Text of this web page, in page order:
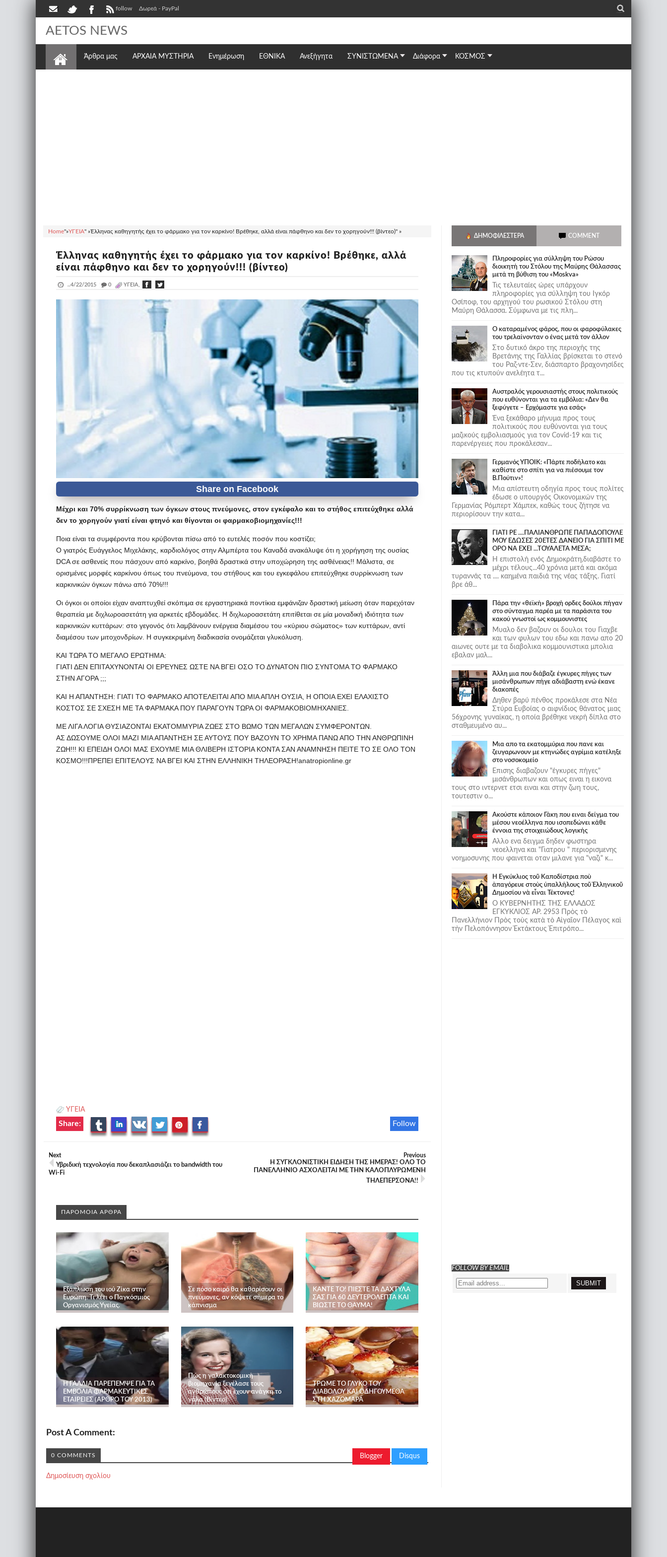
follow Δωρεά - PayPal _
AETOS NEWS
Άρθρα μας ΑΡΧΑΙΑ ΜΥΣΤΗΡΙΑ Ενημέρωση ΕΘΝΙΚΆ Ανεξήγητα ΣΥΝΙΣΤΩΜΕΝΑ Διάφορα ΚΟΣΜΟΣ
Home"»ΥΓΕΙΑ" »Έλληνας καθηγητής έχει το φάρμακο για τον καρκίνο! Βρέθηκε, αλλά είναι πάφθηνο και δεν το χορηγούν!!! (βίντεο)" »
Έλληνας καθηγητής έχει το φάρμακο για τον καρκίνο! Βρέθηκε, αλλά
είναι πάφθηνο και δεν το χορηγούν!!! (βίντεο)
..4/22/2015 _ 0 ΥΓΕΙΑ,
Μέχρι και 70% συρρίκνωση των όγκων στους πνεύμονες, στον εγκέφαλο και το στήθος επιτεύχθηκε αλλά
δεν το χορηγούν γιατί είναι φτηνό και θίγονται οι φαρμακοβιομηχανίες!!!
Ποια είναι τα συμφέροντα που κρύβονται πίσω από το ευτελές ποσόν που κοστίζει;
Ο γιατρός Ευάγγελος Μιχελάκης, καρδιολόγος στην Αλμπέρτα του Καναδά ανακάλυψε ότι η χορήγηση της ουσίας
DCA σε ασθενείς που πάσχουν από καρκίνο, βοηθά δραστικά στην υποχώρηση της ασθένειας!! Μάλιστα, σε
ορισμένες μορφές καρκίνου όπως του πνεύμονα, του στήθους και του εγκεφάλου επιτεύχθηκε συρρίκνωση των
καρκινικών όγκων πάνω από 70%!!!
Οι όγκοι οι οποίοι είχαν αναπτυχθεί σκόπιμα σε εργαστηριακά ποντίκια εμφάνιζαν δραστική μείωση όταν παρεχόταν
θεραπεία με διχλωροασετάτη για αρκετές εβδομάδες. Η διχλωροασετάτη επιτίθεται σε μία μοναδική ιδιότητα των
καρκινικών κυττάρων: στο γεγονός ότι λαμβάνουν ενέργεια διαμέσου του «κύριου σώματος» των κυττάρων, αντί
διαμέσου των μιτοχονδρίων. Η συγκεκριμένη διαδικασία ονομάζεται γλυκόλυση.
ΚΑΙ ΤΩΡΑ ΤΟ ΜΕΓΑΛΟ ΕΡΩΤΗΜΑ:
ΓΙΑΤΙ ΔΕΝ ΕΠΙΤΑΧΥΝΟΝΤΑΙ ΟΙ ΕΡΕΥΝΕΣ ΩΣΤΕ ΝΑ ΒΓΕΙ ΟΣΟ ΤΟ ΔΥΝΑΤΟΝ ΠΙΟ ΣΥΝΤΟΜΑ ΤΟ ΦΑΡΜΑΚΟ
ΣΤΗΝ ΑΓΟΡΑ ;;;
ΚΑΙ Η ΑΠΑΝΤΗΣΗ: ΓΙΑΤΙ ΤΟ ΦΑΡΜΑΚΟ ΑΠΟΤΕΛΕΙΤΑΙ ΑΠΟ ΜΙΑ ΑΠΛΗ ΟΥΣΙΑ, Η ΟΠΟΙΑ ΕΧΕΙ ΕΛΑΧΙΣΤΟ
ΚΟΣΤΟΣ ΣΕ ΣΧΕΣΗ ΜΕ ΤΑ ΦΑΡΜΑΚΑ ΠΟΥ ΠΑΡΑΓΟΥΝ ΤΩΡΑ ΟΙ ΦΑΡΜΑΚΟΒΙΟΜΗΧΑΝΙΕΣ.
ΜΕ ΛΙΓΑ ΛΟΓΙΑ ΘΥΣΙΑΖΟΝΤΑΙ ΕΚΑΤΟΜΜΥΡΙΑ ΖΩΕΣ ΣΤΟ ΒΩΜΟ ΤΩΝ ΜΕΓΑΛΩΝ ΣΥΜΦΕΡΟΝΤΩΝ.
ΑΣ ΔΩΣΟΥΜΕ ΟΛΟΙ ΜΑΖΙ ΜΙΑ ΑΠΑΝΤΗΣΗ ΣΕ ΑΥΤΟΥΣ ΠΟΥ ΒΑΖΟΥΝ ΤΟ ΧΡΗΜΑ ΠΑΝΩ ΑΠΟ ΤΗΝ ΑΝΘΡΩΠΙΝΗ
ΖΩΗ!!! ΚΙ ΕΠΕΙΔΗ ΟΛΟΙ ΜΑΣ ΕΧΟΥΜΕ ΜΙΑ ΘΛΙΒΕΡΗ ΙΣΤΟΡΙΑ ΚΟΝΤΑ ΣΑΝ ΑΝΑΜΝΗΣΗ ΠΕΙΤΕ ΤΟ ΣΕ ΟΛΟ ΤΟΝ
ΚΟΣΜΟ!!!ΠΡΕΠΕΙ ΕΠΙΤΕΛΟΥΣ ΝΑ ΒΓΕΙ ΚΑΙ ΣΤΗΝ ΕΛΛΗΝΙΚΗ ΤΗΛΕΟΡΑΣΗ!anatropionline.gr
ΥΓΕΙΑ
Follow
Share:
Next
Υβριδική τεχνολογία που δεκαπλασιάζει το bandwidth του
Wi-Fi
Previous
Η ΣΥΓΚΛΟΝΙΣΤΙΚΗ ΕΊΔΗΣΗ ΤΗΣ ΗΜΕΡΑΣ! ΟΛΟ ΤΟ
ΠΑΝΕΛΛΉΝΙΟ ΑΣΧΟΛΕΊΤΑΙ ΜΕ ΤΗΝ ΚΑΛΟΠΛΥΡΩΜΕΝΗ
ΤΗΛΕΠΕΡΣΟΝΑ!!
ΠΑΡΟΜΟΙΑ ΑΡΘΡΑ
Εξάπλωση του ιού Ζίκα στην
Ευρώπη. Τι λέει ο Παγκόσμιος
Οργανισμός Υγείας.
Σε πόσο καιρό θα καθαρίσουν οι
πνεύμονες, αν κόψετε σήμερα το
κάπνισμα
ΚΑΝΤΕ ΤΟ! ΠΙΕΣΤΕ ΤΑ ΔΑΧΤΥΛΑ
ΣΑΣ ΓΙΑ 60 ΔΕΥΤΕΡΟΛΕΠΤΑ ΚΑΙ
ΒΙΩΣΤΕ ΤΟ ΘΑΥΜΑ!
Η ΓΑΛΛΙΑ ΠΑΡΕΠΕΜΨΕ ΓΙΑ ΤΑ
ΕΜΒΟΛΙΑ ΦΑΡΜΑΚΕΥΤΙΚΕΣ
ΕΤΑΙΡΕΙΕΣ (ΑΡΘΡΟ ΤΟΥ 2013)
Πώς η γαλακτοκομική
βιομηχανία ξεγέλασε τους
ανθρώπους ότι έχουν ανάγκη το
γάλα (Βίντεο)
ΤΡΩΜΕ ΤΟ ΓΛΥΚΟ ΤΟΥ
ΔΙΑΒΟΛΟΥ ΚΑΙ ΟΔΗΓΟΥΜΕΘΑ
ΣΤΗ ΧΑΖΟΜΑΡΑ
Post A Comment:
Blogger Disqus
0 COMMENTS
Δημοσίευση σχολίου
ΔΗΜΟΦΙΛΈΣΤΕΡΑ COMMENT
Πληροφορίες για σύλληψη του Ρώσου
διοικητή του Στόλου της Mαύρης Θάλασσας
μετά τη βύθιση του «Moskva»
Τις τελευταίες ώρες υπάρχουν
πληροφορίες για σύλληψη του Ιγκόρ
Οσίποφ, του αρχηγού του ρωσικού Στόλου στη
Μαύρη Θάλασσα. Σύμφωνα με τις πλη...
Ο καταραμένος φάρος, που οι φαροφύλακες
του τρελαίνονταν ο ένας μετά τον άλλον
Στο δυτικό άκρο της περιοχής της
Βρετάνης της Γαλλίας βρίσκεται το στενό
του Ραζ-ντε-Σεν, διάσπαρτο βραχονησίδες
που τις κτυπούν ανελέητα τ...
Αυστραλός γερουσιαστής στους πολιτικούς
που ευθύνονται για τα εμβόλια: «Δεν θα
ξεφύγετε – Ερχόμαστε για εσάς»
Ένα ξεκάθαρο μήνυμα προς τους
πολιτικούς που ευθύνονται για τους
μαζικούς εμβολιασμούς για τον Covid-19 και τις
παρενέργειες που προκάλεσαν...
Γερμανός ΥΠΟΙΚ: «Πάρτε ποδήλατο και
καθίστε στο σπίτι για να πιέσουμε τον
Β.Πούτιν»!
Μια απίστευτη οδηγία προς τους πολίτες
έδωσε ο υπουργός Οικονομικών της
Γερμανίας Ρόμπερτ Χάμπεκ, καθώς τους ζήτησε να
περιορίσουν την κατα...
ΓΙΑΤΙ ΡΕ ....ΠΑΛΙΑΝΘΡΩΠΕ ΠΑΠΑΔΟΠΟΥΛΕ
ΜΟΥ ΕΔΩΣΕΣ 20ΕΤΕΣ ΔΑΝΕΙΟ ΓΙΑ ΣΠΙΤΙ ΜΕ
ΟΡΟ ΝΑ ΕΧΕΙ ...ΤΟΥΑΛΕΤΑ ΜΕΣΑ;
Η επιστολή ενός Δημοκράτη,διαβάστε το
μέχρι τέλους...40 χρόνια μετά και ακόμα
τυραννάς τα .... καημένα παιδιά της νέας τάξης. Γιατί
βρε άθ...
Πάρα την «θεϊκή» βροχή ορδες δούλοι πήγαν
στο σύνταγμα παρέα με τα παράσιτα του
κακού γνωστοί ως κομμουνιστες
Μυαλο δεν βαζουν οι δουλοι του Γιαχβε
και των φυλων του εδω και πανω απο 20
αιωνες ουτε με τα διαβολικα κομμουνιστικα μπολια
εβαλαν μαλ...
Άλλη μια που διάβαζε έγκυρες πήγες των
μισάνθρωπων πήγε αδιάβαστη ενώ έκανε
διακοπές
Δηθεν βαρύ πένθος προκάλεσε στα Νέα
Στύρα Ευβοίας ο αιφνίδιος θάνατος μιας
56χρονης γυναίκας, η οποία βρέθηκε νεκρή δίπλα στο
σταθμευμένο αυ...
Μια απο τα εκατομμύρια που πανε και
ζευγαρωνουν με κτηνώδες αγρίμια κατέληξε
στο νοσοκομείο
Επισης διαβαζουν "έγκυρες πήγες"
μισάνθρωπων και οπως ειναι η εικονα
τους στο ιντερνετ ετσι ειναι και στην ζωη τους,
τουτεστιν ο...
Ακούστε κάποιον Γάκη που ειναι δείγμα του
μέσου νεοέλληνα που ισοπεδώνει κάθε
έννοια της στοιχειώδους λογικής
Αλλο ενα δειγμα δηδεν φωστηρα
νεοελληνα και "Γιατρου " περιορισμενης
νοημοσυνης που φαινεται οταν μιλανε για "ναζι" κ...
Ἡ Ἐγκύκλιος τοῦ Καποδίστρια ποὺ
ἀπαγόρευε στοὺς ὑπαλλήλους τοῦ Ἑλληνικοῦ
Δημοσίου νὰ εἶναι Τέκτονες!
Ο ΚΥΒΕΡΝΗΤΗΣ ΤΗΣ ΕΛΛΑΔΟΣ
ΕΓΚΥΚΛΙΟΣ ΑΡ. 2953 Πρὸς τὸ
Πανελλήνιον Πρὸς τοὺς κατὰ τὸ Αἰγαῖον Πέλαγος καὶ
τὴν Πελοπόννησον Ἐκτάκτους Ἐπιτρόπο...
FOLLOW BY EMAIL